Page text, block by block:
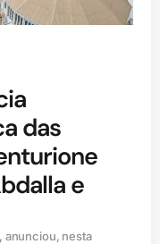
das
e
anunciou, nesta